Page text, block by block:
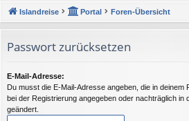
en
Islandreise Portal Foren-Übersicht
Passwort zurücksetzen
E-Mail-Adresse:
Du musst die E-Mail-Adresse angeben, die in deinem
bei der Registrierung angegeben oder nachträglich in
geändert.